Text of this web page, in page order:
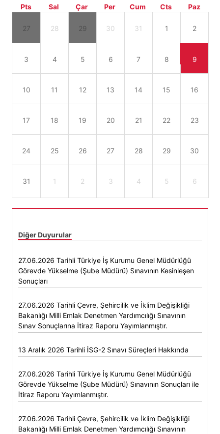
Pts Sal Çar Per Cum Cts Paz
27 28 29 30 31 1 2
3 4 5 6 7 8 9
10 11 12 13 14 15 16
17 18 19 20 21 22 23
24 25 26 27 28 29 30
31 1 2 3 4 5 6
Diğer Duyurular
27.06.2026 Tarihli Türkiye İş Kurumu Genel Müdürlüğü
Görevde Yükselme (Şube Müdürü) Sınavının Kesinleşen
Sonuçları
27.06.2026 Tarihli Çevre, Şehircilik ve İklim Değişikliği
Bakanlığı Milli Emlak Denetmen Yardımcılığı Sınavının
Sınav Sonuçlarına İtiraz Raporu Yayımlanmıştır.
13 Aralık 2026 Tarihli İSG-2 Sınavı Süreçleri Hakkında
27.06.2026 Tarihli Türkiye İş Kurumu Genel Müdürlüğü
Görevde Yükselme (Şube Müdürü) Sınavının Sonuçları ile
İtiraz Raporu Yayımlanmıştır.
27.06.2026 Tarihli Çevre, Şehircilik ve İklim Değişikliği
Bakanlığı Milli Emlak Denetmen Yardımcılığı Sınavının